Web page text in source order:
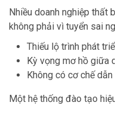
Nhiều doanh nghiệp thất
không phải vì tuyển sai
Thiếu lộ trình phát
Kỳ vọng mơ hồ giữa
Không có cơ chế
Một hệ thống đào tạo